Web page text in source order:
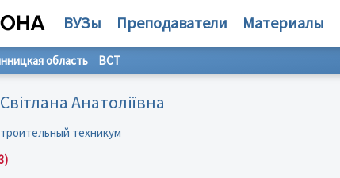
ВУЗы Преподаватели Материалы
область ВСТ
Анатоліївна
техникум